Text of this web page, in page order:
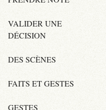
VALIDER UNE
DÉCISION
DES SCÈNES
FAITS ET GESTES
GESTES